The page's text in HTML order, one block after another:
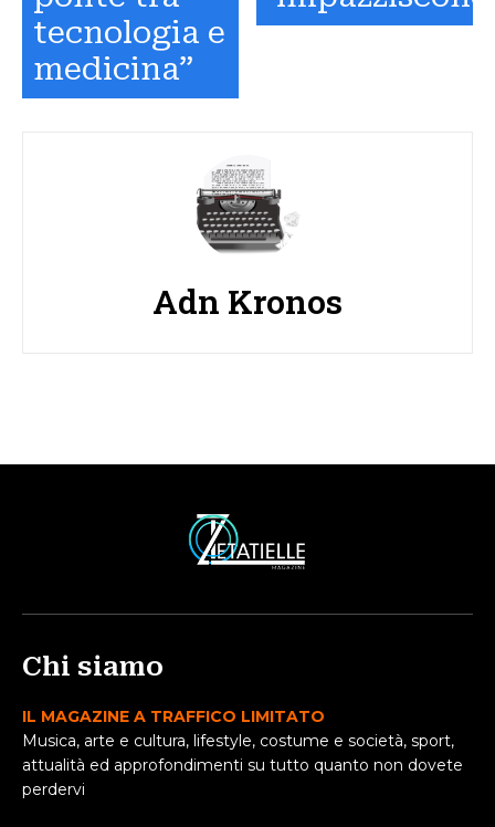
tecnologia e
medicina”
Adn Kronos
Chi siamo
IL MAGAZINE A TRAFFICO LIMITATO
Musica, arte e cultura, lifestyle, costume e società, sport,
attualità ed approfondimenti su tutto quanto non dovete
perdervi